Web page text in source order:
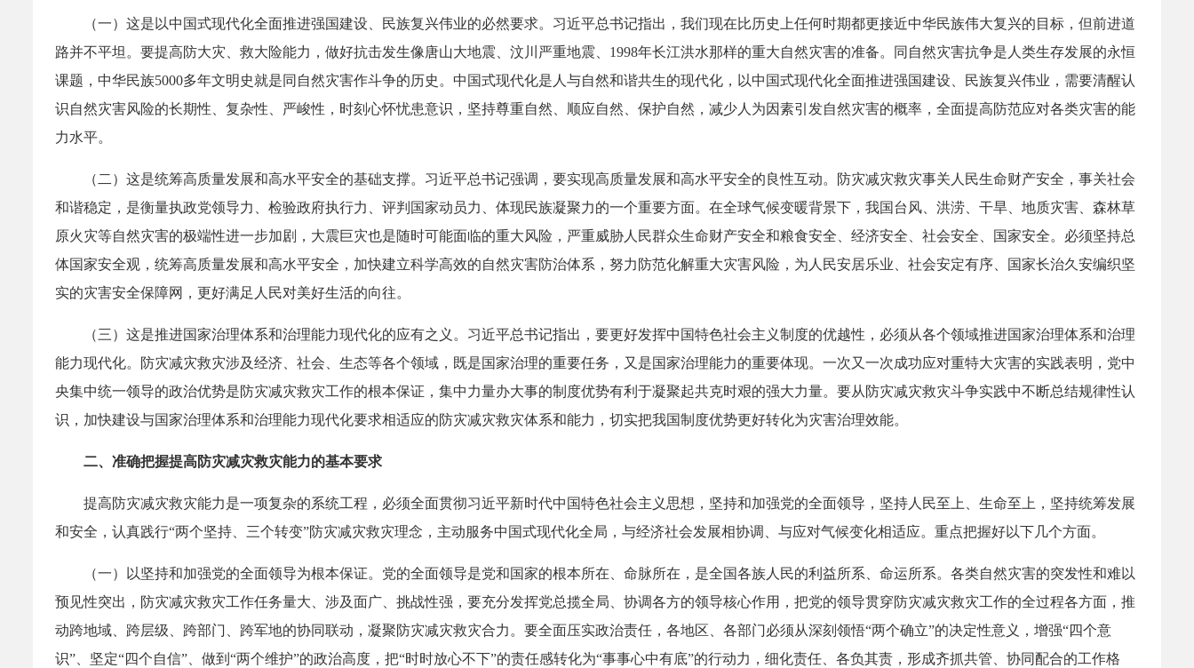
（一）这是以中国式现代化全面推进强国建设、民族复兴伟业的必然要求。习近平总书记指出，我们现在比历史上任何时期都更接近中华民族伟大复兴的目标，但前进道
路并不平坦。要提高防大灾、救大险能力，做好抗击发生像唐山大地震、汶川严重地震、1998年长江洪水那样的重大自然灾害的准备。同自然灾害抗争是人类生存发展的永恒
课题，中华民族5000多年文明史就是同自然灾害作斗争的历史。中国式现代化是人与自然和谐共生的现代化，以中国式现代化全面推进强国建设、民族复兴伟业，需要清醒认
识自然灾害风险的长期性、复杂性、严峻性，时刻心怀忧患意识，坚持尊重自然、顺应自然、保护自然，减少人为因素引发自然灾害的概率，全面提高防范应对各类灾害的能
力水平。
（二）这是统筹高质量发展和高水平安全的基础支撑。习近平总书记强调，要实现高质量发展和高水平安全的良性互动。防灾减灾救灾事关人民生命财产安全，事关社会
和谐稳定，是衡量执政党领导力、检验政府执行力、评判国家动员力、体现民族凝聚力的一个重要方面。在全球气候变暖背景下，我国台风、洪涝、干旱、地质灾害、森林草
原火灾等自然灾害的极端性进一步加剧，大震巨灾也是随时可能面临的重大风险，严重威胁人民群众生命财产安全和粮食安全、经济安全、社会安全、国家安全。必须坚持总
体国家安全观，统筹高质量发展和高水平安全，加快建立科学高效的自然灾害防治体系，努力防范化解重大灾害风险，为人民安居乐业、社会安定有序、国家长治久安编织坚
实的灾害安全保障网，更好满足人民对美好生活的向往。
（三）这是推进国家治理体系和治理能力现代化的应有之义。习近平总书记指出，要更好发挥中国特色社会主义制度的优越性，必须从各个领域推进国家治理体系和治理
能力现代化。防灾减灾救灾涉及经济、社会、生态等各个领域，既是国家治理的重要任务，又是国家治理能力的重要体现。一次又一次成功应对重特大灾害的实践表明，党中
央集中统一领导的政治优势是防灾减灾救灾工作的根本保证，集中力量办大事的制度优势有利于凝聚起共克时艰的强大力量。要从防灾减灾救灾斗争实践中不断总结规律性认
识，加快建设与国家治理体系和治理能力现代化要求相适应的防灾减灾救灾体系和能力，切实把我国制度优势更好转化为灾害治理效能。
二、准确把握提高防灾减灾救灾能力的基本要求
提高防灾减灾救灾能力是一项复杂的系统工程，必须全面贯彻习近平新时代中国特色社会主义思想，坚持和加强党的全面领导，坚持人民至上、生命至上，坚持统筹发展
和安全，认真践行“两个坚持、三个转变”防灾减灾救灾理念，主动服务中国式现代化全局，与经济社会发展相协调、与应对气候变化相适应。重点把握好以下几个方面。
（一）以坚持和加强党的全面领导为根本保证。党的全面领导是党和国家的根本所在、命脉所在，是全国各族人民的利益所系、命运所系。各类自然灾害的突发性和难以
预见性突出，防灾减灾救灾工作任务量大、涉及面广、挑战性强，要充分发挥党总揽全局、协调各方的领导核心作用，把党的领导贯穿防灾减灾救灾工作的全过程各方面，推
动跨地域、跨层级、跨部门、跨军地的协同联动，凝聚防灾减灾救灾合力。要全面压实政治责任，各地区、各部门必须从深刻领悟“两个确立”的决定性意义，增强“四个意
识”、坚定“四个自信”、做到“两个维护”的政治高度，把“时时放心不下”的责任感转化为“事事心中有底”的行动力，细化责任、各负其责，形成齐抓共管、协同配合的工作格